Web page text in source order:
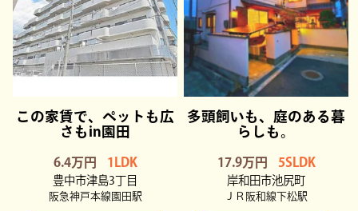
この家賃で、ペットも広
さもin園田
6.4万円 1LDK
豊中市津島3丁目
阪急神戸本線園田駅
多頭飼いも、庭のある暮
らしも。
17.9万円 5SLDK
岸和田市池尻町
ＪＲ阪和線下松駅